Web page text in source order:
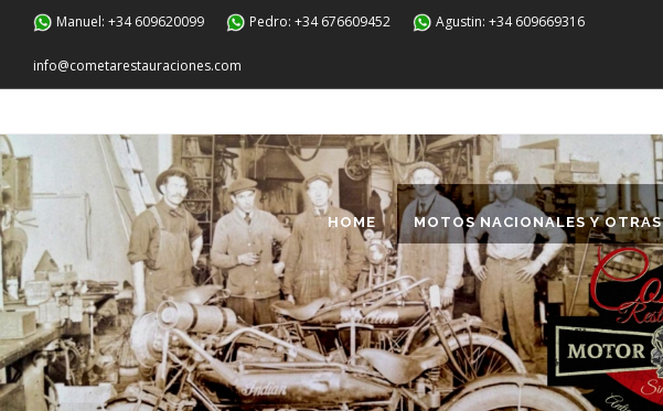
Manuel: +34 609620099 Pedro: +34 676609452 Agustin: +34 609669316
info@cometarestauraciones.com
HOME MOTOS NACIONALES Y OTRAS